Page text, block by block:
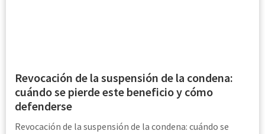
Revocación de la suspensión de la condena:
cuándo se pierde este beneficio y cómo
defenderse
Revocación de la suspensión de la condena: cuándo se